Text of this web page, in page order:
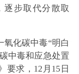
逐步取代分散取
化碳中毒“明白
中毒和应急处置
要求，12月15日